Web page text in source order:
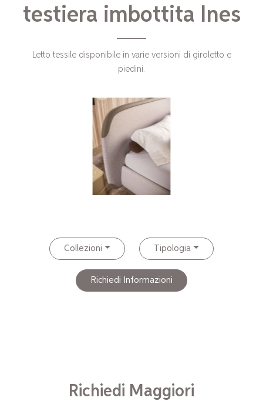
testiera imbottita Ines
Letto tessile disponibile in varie versioni di giroletto e
piedini.
Collezioni Tipologia
Richiedi Informazioni
Richiedi Maggiori